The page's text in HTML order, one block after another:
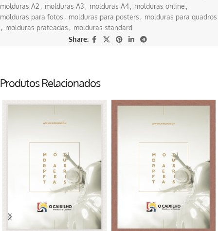
molduras A2 , molduras A3 , molduras A4, molduras online ,
molduras para fotos , molduras para posters , molduras para quadros
, molduras prateadas , molduras standard
Share:
Produtos Relacionados